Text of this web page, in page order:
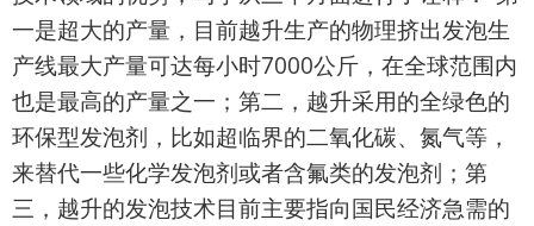
一是超大的产量，目前越升生产的物理挤出发泡生
产线最大产量可达每小时7000公斤，在全球范围内
也是最高的产量之一；第二，越升采用的全绿色的
环保型发泡剂，比如超临界的二氧化碳、氮气等，
来替代一些化学发泡剂或者含氟类的发泡剂；第
三，越升的发泡技术目前主要指向国民经济急需的